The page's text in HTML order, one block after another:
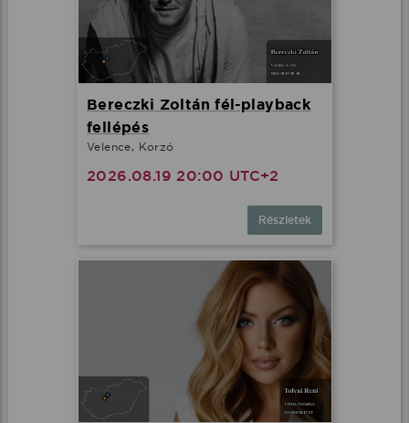
Bereczki Zoltán fél-playback
fellépés
Velence, Korzó
2026.08.19 20:00 UTC+2
Részletek